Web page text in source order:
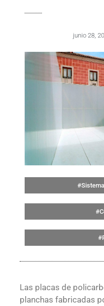
junio 28,
Las placas de
planchas fabricadas